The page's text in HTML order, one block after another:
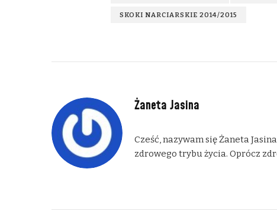
SKOKI NARCIARSKIE 2014/2015
Żaneta Jasina
Cześć, nazywam się Żaneta
zdrowego trybu życia. Oprócz